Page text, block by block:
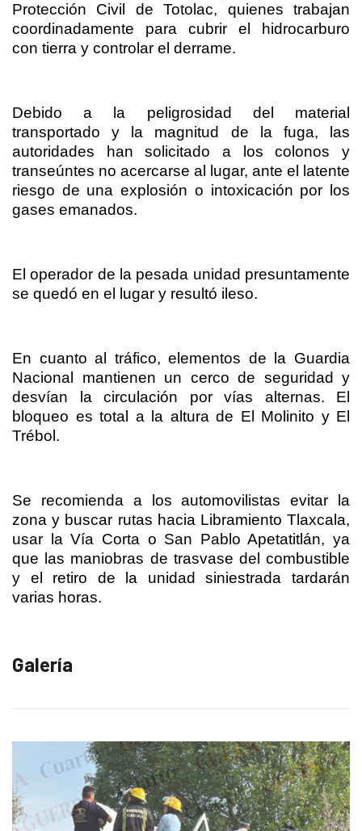
Protección Civil de Totolac, quienes trabajan
coordinadamente para cubrir el hidrocarburo
con tierra y controlar el derrame.
Debido a la peligrosidad del material
transportado y la magnitud de la fuga, las
autoridades han solicitado a los colonos y
transeúntes no acercarse al lugar, ante el latente
riesgo de una explosión o intoxicación por los
gases emanados.
El operador de la pesada unidad presuntamente
se quedó en el lugar y resultó ileso.
En cuanto al tráfico, elementos de la Guardia
Nacional mantienen un cerco de seguridad y
desvían la circulación por vías alternas. El
bloqueo es total a la altura de El Molinito y El
Trébol.
Se recomienda a los automovilistas evitar la
zona y buscar rutas hacia Libramiento Tlaxcala,
usar la Vía Corta o San Pablo Apetatitlán, ya
que las maniobras de trasvase del combustible
y el retiro de la unidad siniestrada tardarán
varias horas.
Galería